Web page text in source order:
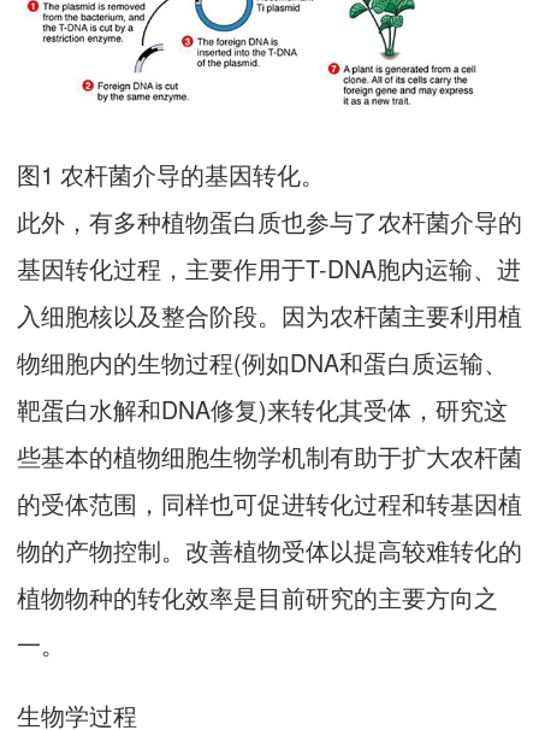
图1 农杆菌介导的基因转化。
此外，有多种植物蛋白质也参与了农杆菌介导的
基因转化过程，主要作用于T-DNA胞内运输、进
入细胞核以及整合阶段。因为农杆菌主要利用植
物细胞内的生物过程(例如DNA和蛋白质运输、
靶蛋白水解和DNA修复)来转化其受体，研究这
些基本的植物细胞生物学机制有助于扩大农杆菌
的受体范围，同样也可促进转化过程和转基因植
物的产物控制。改善植物受体以提高较难转化的
植物物种的转化效率是目前研究的主要方向之
一。
生物学过程